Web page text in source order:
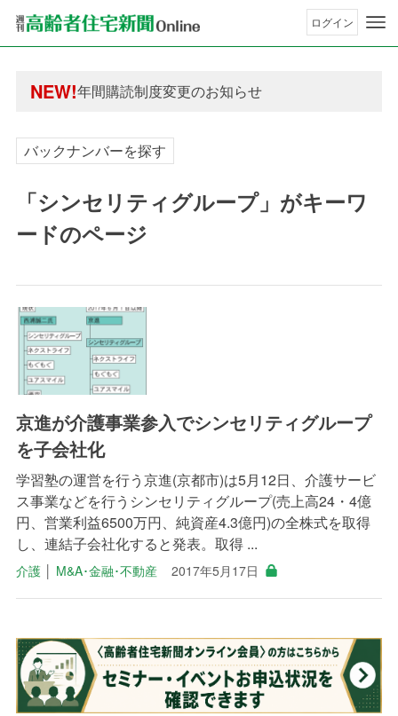
ログイン
NEW!
年間購読制度変更のお知らせ
年間購読制度変更のお知らせ
高齢者住宅新聞 無料会員の皆様へ閲覧本数変更
バックナンバーを探す
「シンセリティグループ」がキーワ
ードのページ
京進が介護事業参入でシンセリティグループ
を子会社化
学習塾の運営を行う京進(京都市)は5月12日、介護サービ
ス事業などを行うシンセリティグループ(売上高24・4億
円、営業利益6500万円、純資産4.3億円)の全株式を取得
し、連結子会社化すると発表。取得 ...
介護│ M&A･金融･不動産 2017年5月17日